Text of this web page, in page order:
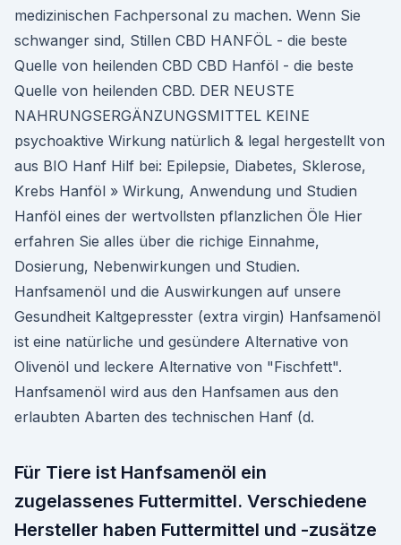
medizinischen Fachpersonal zu machen. Wenn Sie
schwanger sind, Stillen CBD HANFÖL - die beste
Quelle von heilenden CBD CBD Hanföl - die beste
Quelle von heilenden CBD. DER NEUSTE
NAHRUNGSERGÄNZUNGSMITTEL KEINE
psychoaktive Wirkung natürlich & legal hergestellt von
aus BIO Hanf Hilf bei: Epilepsie, Diabetes, Sklerose,
Krebs Hanföl » Wirkung, Anwendung und Studien
Hanföl eines der wertvollsten pflanzlichen Öle Hier
erfahren Sie alles über die richige Einnahme,
Dosierung, Nebenwirkungen und Studien.
Hanfsamenöl und die Auswirkungen auf unsere
Gesundheit Kaltgepresster (extra virgin) Hanfsamenöl
ist eine natürliche und gesündere Alternative von
Olivenöl und leckere Alternative von "Fischfett".
Hanfsamenöl wird aus den Hanfsamen aus den
erlaubten Abarten des technischen Hanf (d.
Für Tiere ist Hanfsamenöl ein
zugelassenes Futtermittel. Verschiedene
Hersteller haben Futtermittel und -zusätze